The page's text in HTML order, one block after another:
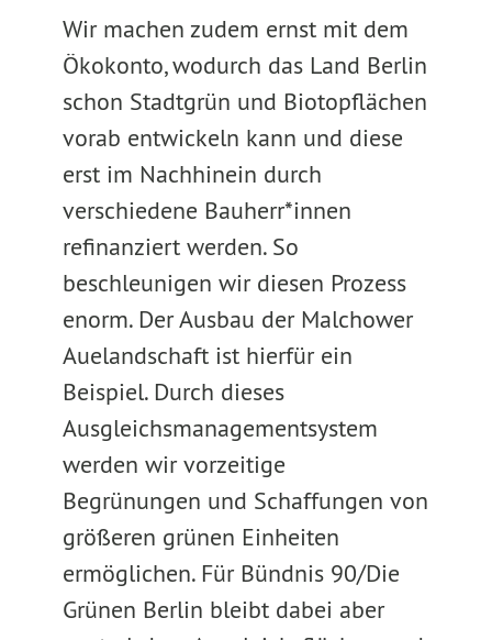
Wir machen zudem ernst mit dem
Ökokonto, wodurch das Land Berlin
schon Stadtgrün und Biotopflächen
vorab entwickeln kann und diese
erst im Nachhinein durch
verschiedene Bauherr*innen
refinanziert werden. So
beschleunigen wir diesen Prozess
enorm. Der Ausbau der Malchower
Auelandschaft ist hierfür ein
Beispiel. Durch dieses
Ausgleichsmanagementsystem
werden wir vorzeitige
Begrünungen und Schaffungen von
größeren grünen Einheiten
ermöglichen. Für Bündnis 90/Die
Grünen Berlin bleibt dabei aber